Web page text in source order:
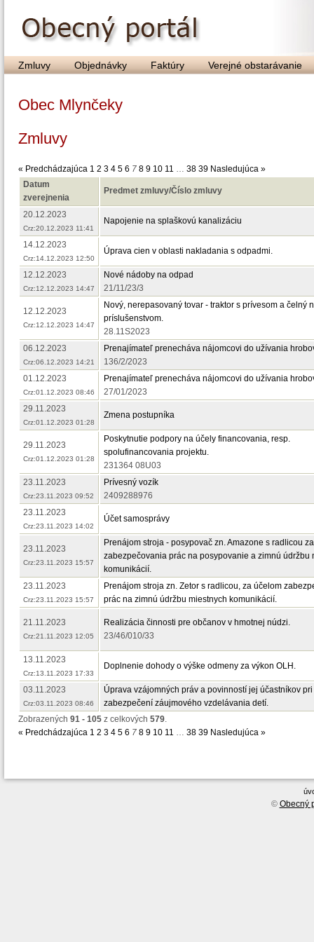
Zmluvy Objednávky Faktúry Verejné obstarávanie
Obec Mlynčeky
Zmluvy
« Predchádzajúca 1 2 3 4 5 6 7 8 9 10 11 … 38 39 Nasledujúca »
Datum
zverejnenia
Predmet zmluvy/Číslo zmluvy
20.12.2023
Crz:20.12.2023 11:41
Napojenie na splaškovú kanalizáciu
14.12.2023
Crz:14.12.2023 12:50
Úprava cien v oblasti nakladania s odpadmi.
12.12.2023
Crz:12.12.2023 14:47
Nové nádoby na odpad
21/11/23/3
12.12.2023
Crz:12.12.2023 14:47
Nový, nerepasovaný tovar - traktor s prívesom a čelný
príslušenstvom.
28.11S2023
06.12.2023
Crz:06.12.2023 14:21
Prenajímateľ prenecháva nájomcovi do užívania
136/2/2023
01.12.2023
Crz:01.12.2023 08:46
Prenajímateľ prenecháva nájomcovi do užívania
27/01/2023
29.11.2023
Crz:01.12.2023 01:28
Zmena postupníka
29.11.2023
Crz:01.12.2023 01:28
Poskytnutie podpory na účely financovania, resp.
spolufinancovania projektu.
231364 08U03
23.11.2023
Crz:23.11.2023 09:52
Prívesný vozík
2409288976
23.11.2023
Crz:23.11.2023 14:02
Účet samosprávy
23.11.2023
Crz:23.11.2023 15:57
Prenájom stroja - posypovač zn. Amazone s radlicou
zabezpečovania prác na posypovanie a zimnú údržbu
komunikácií.
23.11.2023
Crz:23.11.2023 15:57
Prenájom stroja zn. Zetor s radlicou, za účelom
prác na zimnú údržbu miestnych komunikácií.
21.11.2023
Crz:21.11.2023 12:05
Realizácia činnosti pre občanov v hmotnej núdzi.
23/46/010/33
13.11.2023
Crz:13.11.2023 17:33
Doplnenie dohody o výške odmeny za výkon OLH.
03.11.2023
Crz:03.11.2023 08:46
Úprava vzájomných práv a povinností jej účastníkov pri
zabezpečení záujmového vzdelávania detí.
Zobrazených 91 - 105 z celkových 579.
« Predchádzajúca 1 2 3 4 5 6 7 8 9 10 11 … 38 39 Nasledujúca »
© Obecný